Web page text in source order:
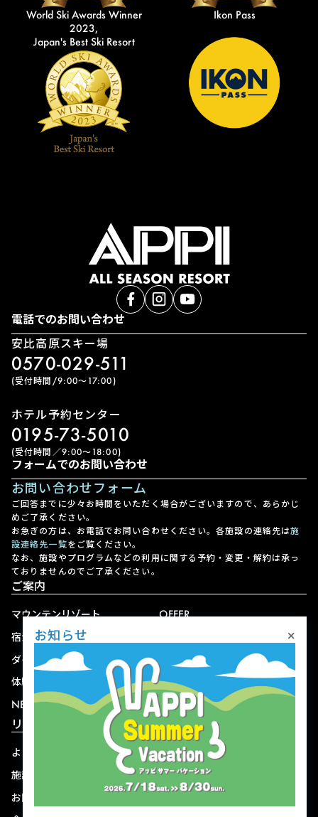
World Ski Awards Winner
2023,
Japan's Best Ski Resort
Ikon Pass
電話でのお問い合わせ
安比高原スキー場
0570-029-511
(受付時間/9:00〜17:00)
ホテル予約センター
0195-73-5010
(受付時間／9:00〜18:00)
フォームでのお問い合わせ
お問い合わせフォーム
ご回答までに少々お時間をいただく場合がございますので、あらかじ
めご了承ください。
お急ぎの方は、お電話でお問い合わせください。各施設の連絡先は施
設連絡先一覧をご覧ください。
なお、施設やプログラムなどの利用に関する予約・変更・解約は承っ
ておりませんのでご了承ください。
ご案内
マウンテンリゾート
宿泊
ダイニング
体験
NEWS
OFFER
ショップ
リゾート情報
よくある質問
施設連絡先一覧
お問い合わせ
関連施設
資料ダウンロード
お知らせ ×